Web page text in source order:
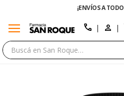
¡ENVÍOS A
menu call
close